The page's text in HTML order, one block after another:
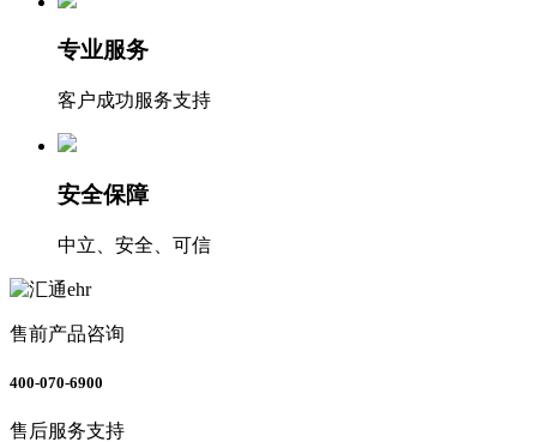
专业服务
客户成功服务支持
安全保障
中立、安全、可信
售前产品咨询
400-070-6900
售后服务支持